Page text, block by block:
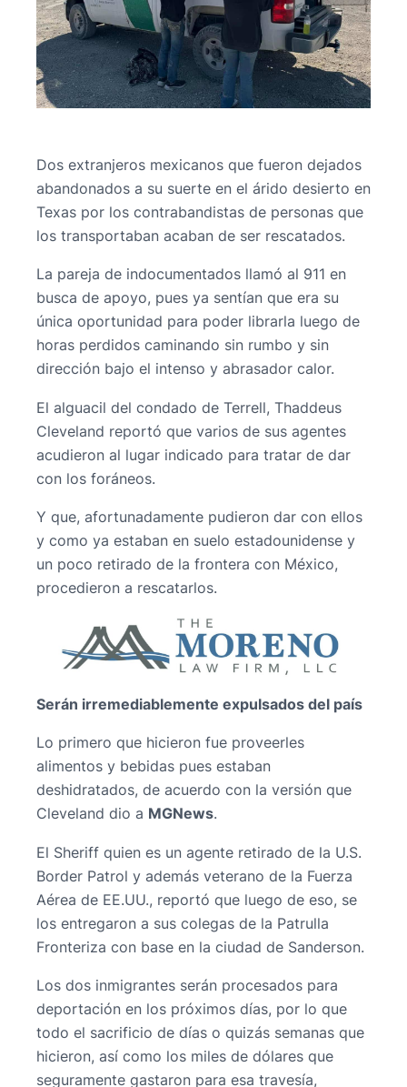
Dos extranjeros mexicanos que fueron dejados
abandonados a su suerte en el árido desierto en
Texas por los contrabandistas de personas que
los transportaban acaban de ser rescatados.
La pareja de indocumentados llamó al 911 en
busca de apoyo, pues ya sentían que era su
única oportunidad para poder librarla luego de
horas perdidos caminando sin rumbo y sin
dirección bajo el intenso y abrasador calor.
El alguacil del condado de Terrell, Thaddeus
Cleveland reportó que varios de sus agentes
acudieron al lugar indicado para tratar de dar
con los foráneos.
Y que, afortunadamente pudieron dar con ellos
y como ya estaban en suelo estadounidense y
un poco retirado de la frontera con México,
procedieron a rescatarlos.
Serán irremediablemente expulsados del país
Lo primero que hicieron fue proveerles
alimentos y bebidas pues estaban
deshidratados, de acuerdo con la versión que
Cleveland dio a MGNews.
El Sheriff quien es un agente retirado de la U.S.
Border Patrol y además veterano de la Fuerza
Aérea de EE.UU., reportó que luego de eso, se
los entregaron a sus colegas de la Patrulla
Fronteriza con base en la ciudad de Sanderson.
Los dos inmigrantes serán procesados para
deportación en los próximos días, por lo que
todo el sacrificio de días o quizás semanas que
hicieron, así como los miles de dólares que
seguramente gastaron para esa travesía,